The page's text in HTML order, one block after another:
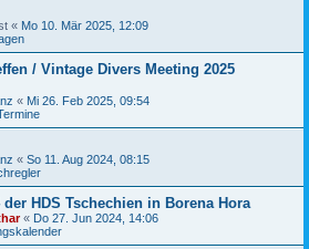
« Mo 10. Mär 2025, 12:09
/ Vintage Divers Meeting 2025
« Mi 26. Feb 2025, 09:54
« So 11. Aug 2024, 08:15
der HDS Tschechien in Borena Hora
« Do 27. Jun 2024, 14:06